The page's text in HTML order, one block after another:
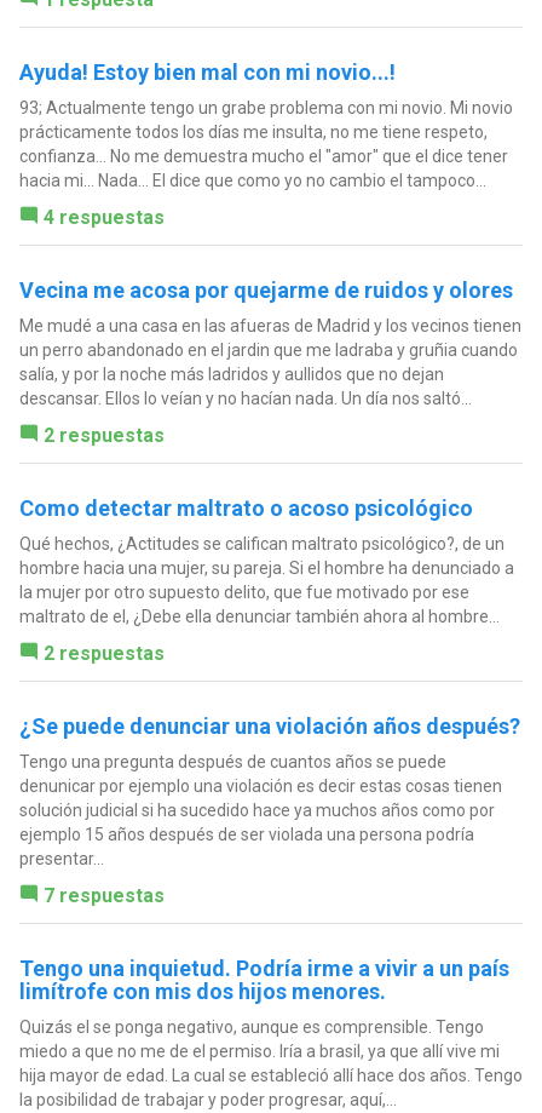
Ayuda! Estoy bien mal con mi novio...!
93; Actualmente tengo un grabe problema con mi novio. Mi novio
prácticamente todos los días me insulta, no me tiene respeto,
confianza... No me demuestra mucho el "amor" que el dice tener
hacia mi... Nada... El dice que como yo no cambio el tampoco...
4 respuestas
Vecina me acosa por quejarme de ruidos y olores
Me mudé a una casa en las afueras de Madrid y los vecinos tienen
un perro abandonado en el jardin que me ladraba y gruñia cuando
salía, y por la noche más ladridos y aullidos que no dejan
descansar. Ellos lo veían y no hacían nada. Un día nos saltó...
2 respuestas
Como detectar maltrato o acoso psicológico
Qué hechos, ¿Actitudes se califican maltrato psicológico?, de un
hombre hacia una mujer, su pareja. Si el hombre ha denunciado a
la mujer por otro supuesto delito, que fue motivado por ese
maltrato de el, ¿Debe ella denunciar también ahora al hombre...
2 respuestas
¿Se puede denunciar una violación años después?
Tengo una pregunta después de cuantos años se puede
denunicar por ejemplo una violación es decir estas cosas tienen
solución judicial si ha sucedido hace ya muchos años como por
ejemplo 15 años después de ser violada una persona podría
presentar...
7 respuestas
Tengo una inquietud. Podría irme a vivir a un país
limítrofe con mis dos hijos menores.
Quizás el se ponga negativo, aunque es comprensible. Tengo
miedo a que no me de el permiso. Iría a brasil, ya que allí vive mi
hija mayor de edad. La cual se estableció allí hace dos años. Tengo
la posibilidad de trabajar y poder progresar, aquí,...